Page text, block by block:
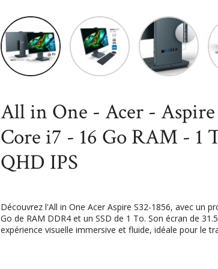
Accueil High-Tech Informatique Ordinateurs
All
i7 - 16 Go RAM - 1 To SSD - 31.5" QHD IPS
All in One - Acer -
Core i7 - 16 Go RAM - 1
QHD IPS
Découvrez l'All in One Acer Aspire S32-1856, avec un
Go de RAM DDR4 et un SSD de 1 To. Son écran de
expérience visuelle immersive et fluide, idéale pour le